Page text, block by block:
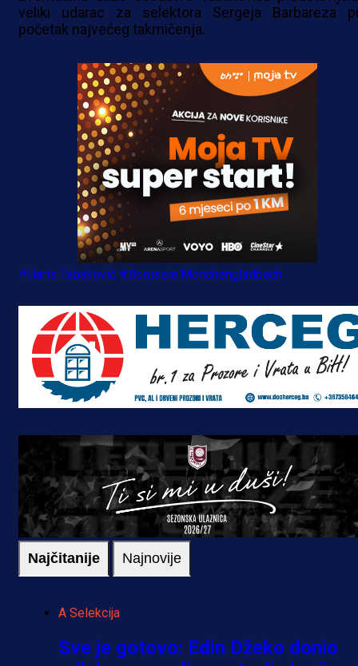
veliki udarac za selektora Sergeja Barbareza
početak najvećeg takmičenja.
#Haris Tabaković #Borussia Mönchengladbach
Najčitanije Najnovije
A Selekcija
Sve je gotovo: Edin Džeko donio